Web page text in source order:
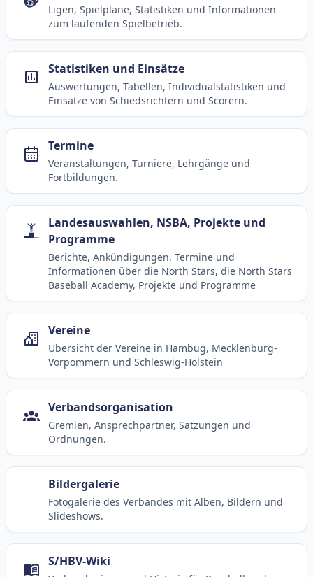
Ligen, Spielpläne, Statistiken und Informationen
zum laufenden Spielbetrieb.
Statistiken und Einsätze
Auswertungen, Tabellen, Individualstatistiken und
Einsätze von Schiedsrichtern und Scorern.
Termine
Veranstaltungen, Turniere, Lehrgänge und
Fortbildungen.
Landesauswahlen, NSBA, Projekte und
Programme
Berichte, Ankündigungen, Termine und
Informationen über die North Stars, die North Stars
Baseball Academy, Projekte und Programme
Vereine
Übersicht der Vereine in Hambug, Mecklenburg-
Vorpommern und Schleswig-Holstein
Verbandsorganisation
Gremien, Ansprechpartner, Satzungen und
Ordnungen.
Bildergalerie
Fotogalerie des Verbandes mit Alben, Bildern und
Slideshows.
S/HBV-Wiki